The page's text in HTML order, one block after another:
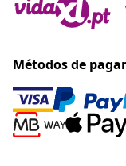
Métodos de